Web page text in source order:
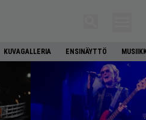
KUVAGALLERIA ENSINÄYTTÖ